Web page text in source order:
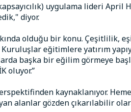
uygulama lideri
diyor.
olduğu bir konu. Çeşitlilik,
eğitimlere yatırım
başka bir eğilim görmeye
oluyor.”
kaynaklanıyor.
alanlar gözden çıkarılabilir